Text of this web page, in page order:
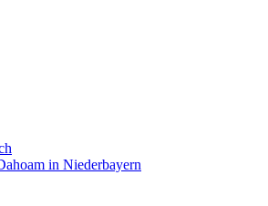
in Niederbayern